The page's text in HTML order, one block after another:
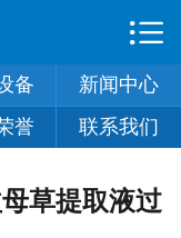
关于我们
技术设备
产品展示

备
新闻中心
誉 联系我们
草提取液过